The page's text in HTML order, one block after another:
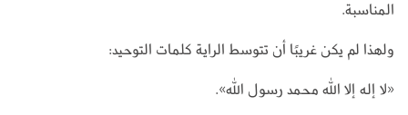
المناسبة.
ولهذا لم يكن غريبًا أن تتوسط الراية كلمات التوحيد:
«لا إله إلا الله محمد رسول الله».